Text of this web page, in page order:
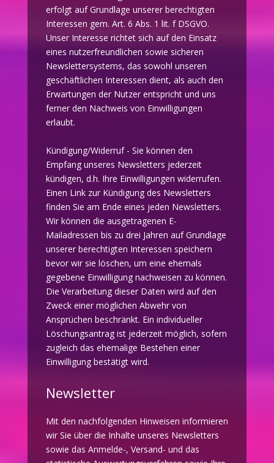
erfolgt auf Grundlage unserer berechtigten
Interessen gem. Art. 6 Abs. 1 lit. f DSGVO.
Unser Interesse richtet sich auf den Einsatz
eines nutzerfreundlichen sowie sicheren
Newslettersystems, das sowohl unseren
geschäftlichen Interessen dient, als auch den
Erwartungen der Nutzer entspricht und uns
ferner den Nachweis von Einwilligungen
erlaubt.
Kündigung/Widerruf - Sie können den
Empfang unseres Newsletters jederzeit
kündigen, d.h. Ihre Einwilligungen widerrufen.
Einen Link zur Kündigung des Newsletters
finden Sie am Ende eines jeden Newsletters.
Wir können die ausgetragenen E-
Mailadressen bis zu drei Jahren auf Grundlage
unserer berechtigten Interessen speichern
bevor wir sie löschen, um eine ehemals
gegebene Einwilligung nachweisen zu können.
Die Verarbeitung dieser Daten wird auf den
Zweck einer möglichen Abwehr von
Ansprüchen beschränkt. Ein individueller
Löschungsantrag ist jederzeit möglich, sofern
zugleich das ehemalige Bestehen einer
Einwilligung bestätigt wird.
Newsletter
Mit den nachfolgenden Hinweisen informieren
wir Sie über die Inhalte unseres Newsletters
sowie das Anmelde-, Versand- und das